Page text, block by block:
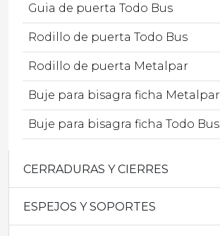
Guia de puerta Todo Bus
Rodillo de puerta Todo Bus
Rodillo de puerta Metalpar
Buje para bisagra ficha Metalpar
Buje para bisagra ficha Todo Bus
CERRADURAS Y CIERRES
ESPEJOS Y SOPORTES